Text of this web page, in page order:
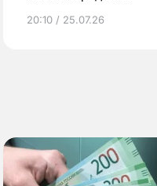
20:10 / 25.07.26